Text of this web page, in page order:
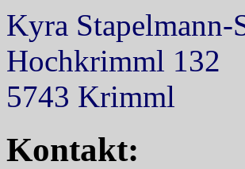
Kyra Stapelmann-
Hochkrimml 132
5743 Krimml
Kontakt: